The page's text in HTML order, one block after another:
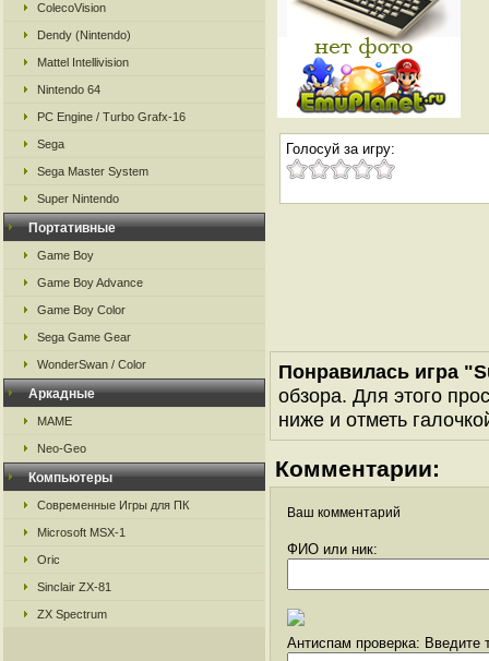
ColecoVision
Dendy (Nintendo)
Mattel Intellivision
Nintendo 64
PC Engine / Turbo Grafx-16
Sega
Sega Master System
Super Nintendo
Портативные
Game Boy
Game Boy Advance
Game Boy Color
Sega Game Gear
WonderSwan / Color
Аркадные
MAME
Neo-Geo
Компьютеры
Современные Игры для ПК
Microsoft MSX-1
Oric
Sinclair ZX-81
ZX Spectrum
Голосуй за игру:
Понравилась игра
обзора. Для этого
ниже и отметь
Комментарии:
Ваш комментарий
ФИО или ник:
Антиспам проверка: Введите